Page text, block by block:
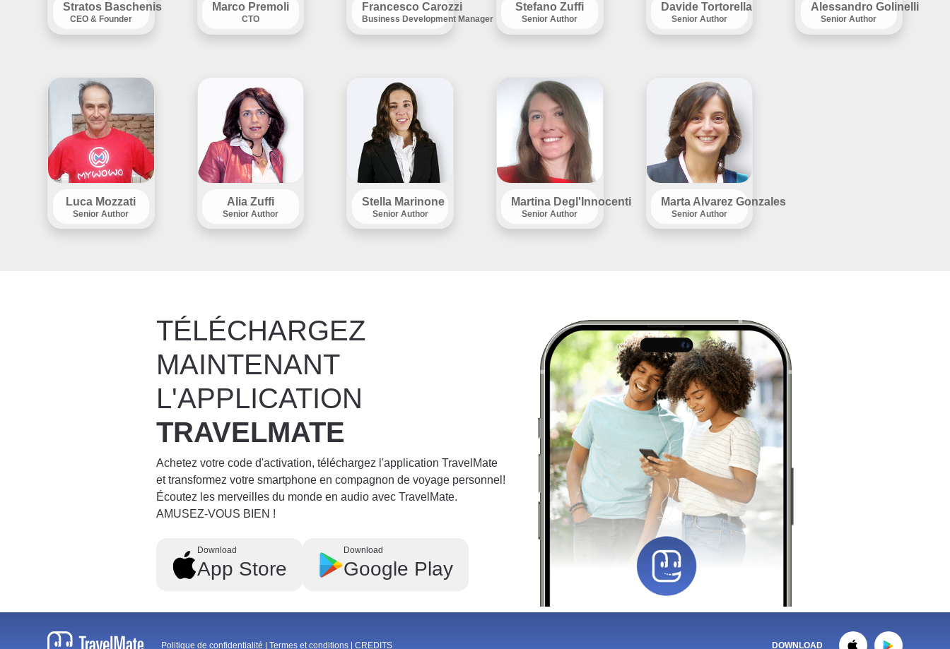
Stratos Baschenis
CEO & Founder
Marco Premoli
CTO
Francesco Carozzi
Business Development Manager
Stefano Zuffi
Senior Author
Davide Tortorella
Senior Author
Alessandro Golinelli
Senior Author
Luca Mozzati
Senior Author
Alia Zuffi
Senior Author
Stella Marinone
Senior Author
Martina Degl'Innocenti
Senior Author
Marta Alvarez Gonzales
Senior Author
TÉLÉCHARGEZ
MAINTENANT
L'APPLICATION
TRAVELMATE
Achetez votre code d'activation, téléchargez l'application TravelMate
et transformez votre smartphone en compagnon de voyage personnel!
Écoutez les merveilles du monde en audio avec TravelMate.
AMUSEZ-VOUS BIEN !
Download
App Store
Download
Google Play
Politique de confidentialité Termes et conditions CREDITS DOWNLOAD